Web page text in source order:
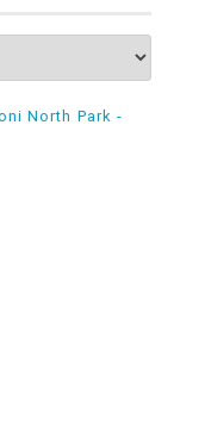
North Park -